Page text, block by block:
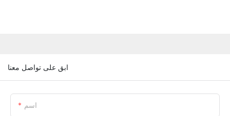
ابق على تواصل معنا
اسم